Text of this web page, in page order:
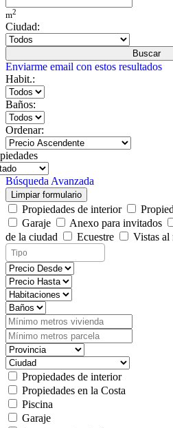
m2
Ciudad:
Buscar
Enviarme email con estos resultados
Habit.:
Baños:
Ordenar:
Búsqueda Avanzada
Limpiar formulario
Propiedades de interior
Garaje
Anexo para invitados
de la ciudad
Ecuestre Vistas al
Propiedades de interior
Propiedades en la Costa
Piscina
Garaje